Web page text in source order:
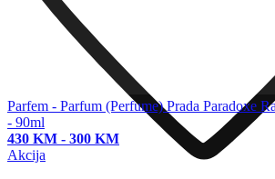
Parfem - Parfum (Perfume) Prada Paradoxe
- 90ml
430 KM - 300 KM
Akcija